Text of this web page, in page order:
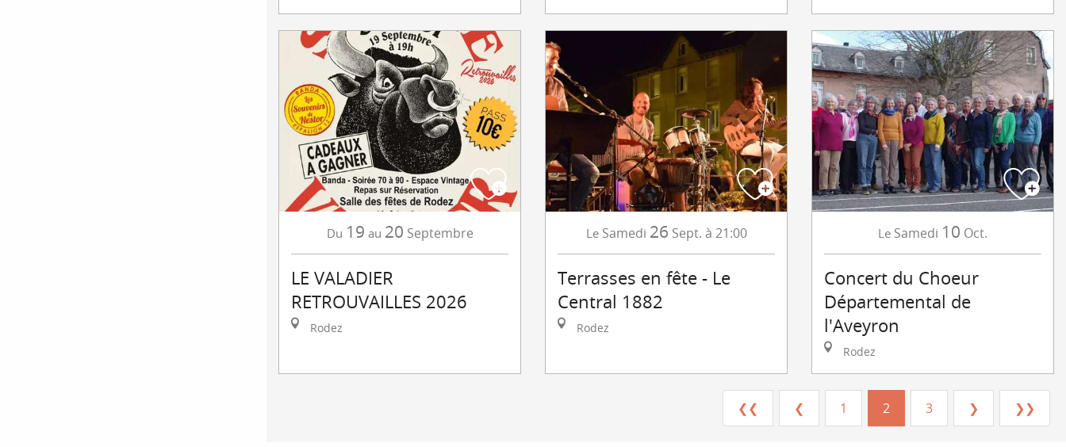
Du 19 au 20 Septembre
LE VALADIER
RETROUVAILLES 2026
Rodez
Le Samedi 26 Sept. à 21:00
Terrasses en fête - Le
Central 1882
Rodez
Le Samedi 10 Oct.
Concert du Choeur
Départemental de
l'Aveyron
Rodez
❮❮ ❮ 1 2 3 ❯ ❯❯